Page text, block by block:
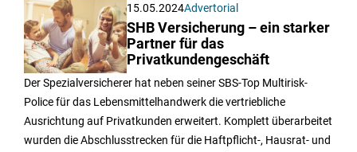
15.05.2024Advertorial
SHB Versicherung – ein starker
Partner für das
Privatkundengeschäft
Der Spezialversicherer hat neben seiner SBS-Top Multirisk-
Police für das Lebensmittelhandwerk die vertriebliche
Ausrichtung auf Privatkunden erweitert. Komplett überarbeitet
wurden die Abschlusstrecken für die Haftpflicht-, Hausrat- und